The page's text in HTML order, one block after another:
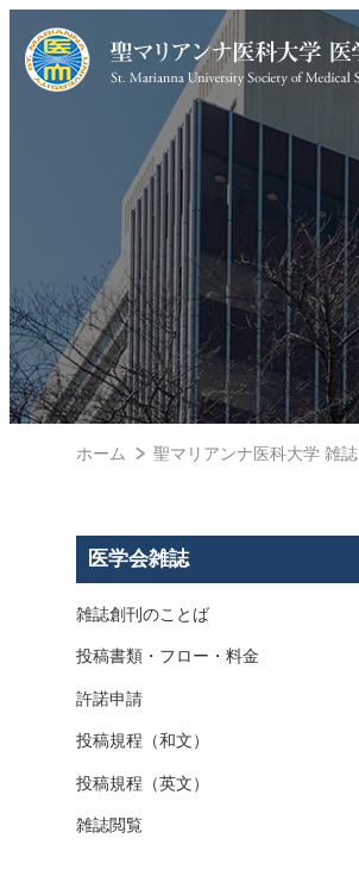
ホーム 聖マリアンナ医科大学 雑誌
医学会雑誌
雑誌創刊のことば
投稿書類・フロー・料金
許諾申請
投稿規程（和文）
投稿規程（英文）
雑誌閲覧